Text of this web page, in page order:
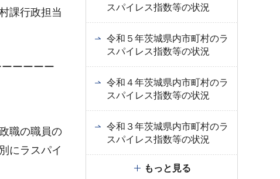
課行政担当
ーーーー
職の職員の
にラスパイ
スパイレス指数等の状況
令和５年茨城県内市町村のラ
スパイレス指数等の状況
令和４年茨城県内市町村のラ
スパイレス指数等の状況
令和３年茨城県内市町村のラ
スパイレス指数等の状況
もっと見る